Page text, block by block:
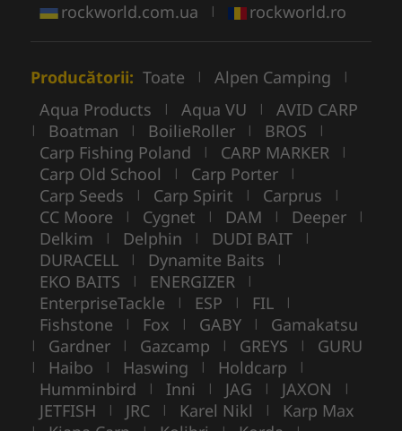
rockworld.com.ua | rockworld.ro
Producătorii: Toate | Alpen Camping |
Aqua Products | Aqua VU | AVID CARP
| Boatman | BoilieRoller | BROS |
Carp Fishing Poland | CARP MARKER |
Carp Old School | Carp Porter |
Carp Seeds | Carp Spirit | Carprus |
CC Moore | Cygnet | DAM | Deeper |
Delkim | Delphin | DUDI BAIT |
DURACELL | Dynamite Baits |
EKO BAITS | ENERGIZER |
EnterpriseTackle | ESP | FIL |
Fishstone | Fox | GABY | Gamakatsu
| Gardner | Gazcamp | GREYS | GURU
| Haibo | Haswing | Holdcarp |
Humminbird | Inni | JAG | JAXON |
JETFISH | JRC | Karel Nikl | Karp Max